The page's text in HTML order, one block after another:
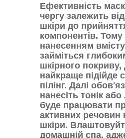
Ефективність
чергу залежить
шкіри до
компонентів.
нанесенням
займіться
шкірного
найкраще підійде
пілінг. Далі
нанесіть тонік
буде працювати
активних речовин
шкіри.
домашній спа,